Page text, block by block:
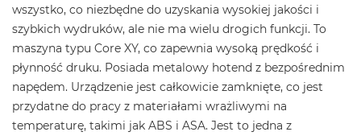
wszystko, co niezbędne do uzyskania wysokiej jakości i
szybkich wydruków, ale nie ma wielu drogich funkcji. To
maszyna typu Core XY, co zapewnia wysoką prędkość i
płynność druku. Posiada metalowy hotend z bezpośrednim
napędem. Urządzenie jest całkowicie zamknięte, co jest
przydatne do pracy z materiałami wrażliwymi na
temperaturę, takimi jak ABS i ASA. Jest to jedna z